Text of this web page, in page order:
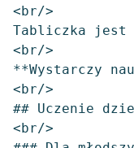
<br/>
Tabliczka jest
<br/>
**Wystarczy
<br/>
## Uczenie
<br/>